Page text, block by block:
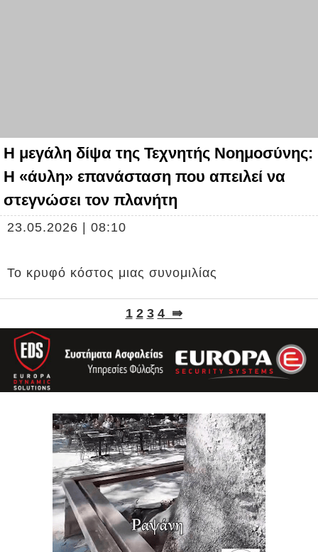
H μεγάλη δίψα της Τεχνητής Νοημοσύνης:
Η «άυλη» επανάσταση που απειλεί να
στεγνώσει τον πλανήτη
23.05.2026 | 08:10
Το κρυφό κόστος μιας συνομιλίας
1 2 3 4⇛